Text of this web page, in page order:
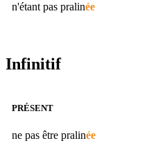
n'étant pas pralinée
Infinitif
PRÉSENT
ne pas être pralinée